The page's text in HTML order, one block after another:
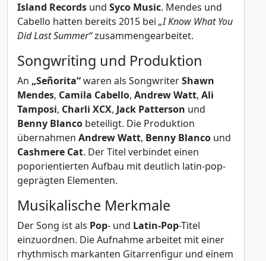
Island Records und Syco Music. Mendes und
Cabello hatten bereits 2015 bei „I Know What You
Did Last Summer“zusammengearbeitet.
Songwriting und Produktion
An „Señorita“waren als SongwriterShawn
Mendes, Camila Cabello, Andrew Watt, Ali
Tamposi, Charli XCX, Jack Patterson und
Benny Blanco beteiligt. Die Produktion
übernahmen Andrew Watt, Benny Blanco und
Cashmere Cat. Der Titel verbindet einen
poporientierten Aufbau mit deutlich latin-pop-
geprägten Elementen.
Musikalische Merkmale
Der Song ist als Pop- und Latin-Pop-Titel
einzuordnen. Die Aufnahme arbeitet mit einer
rhythmisch markanten Gitarrenfigur und einem